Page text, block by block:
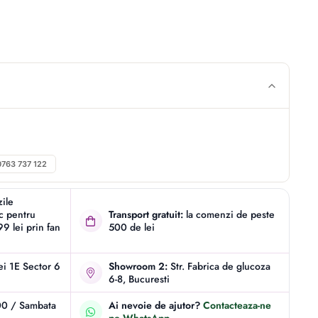
737 122
pentru
lei prin fan
Transport gratuit: la comenzi de peste
500 de lei
1E Sector 6 Showroom 2: Str. Fabrica de glucoza
6-8, Bucuresti
/ Sambata
Ai nevoie de ajutor? Contacteaza-ne